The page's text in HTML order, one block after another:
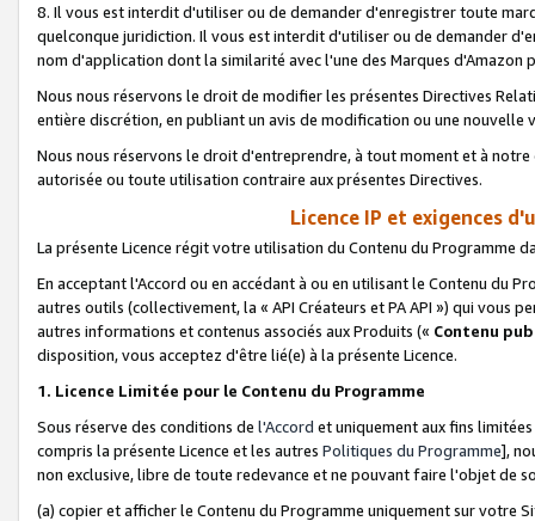
8. Il vous est interdit d'utiliser ou de demander d'enregistrer toute
quelconque juridiction. Il vous est interdit d'utiliser ou de demander
nom d'application dont la similarité avec l'une des Marques
Nous nous réservons le droit de modifier les présentes Directives
entière discrétion, en publiant un avis de modification ou une nouvelle
Nous nous réservons le droit d'entreprendre, à tout moment et à
autorisée ou toute utilisation contraire aux présentes Directives.
Licence IP et exigences
La présente Licence régit votre utilisation du Contenu du Programme
En acceptant l'Accord ou en accédant à ou en utilisant le Contenu du
autres outils (collectivement, la « API Créateurs et PA API ») qui vous
autres informations et contenus associés aux Produits (« Contenu
disposition, vous acceptez d'être lié(e) à la présente Licence.
1. Licence Limitée pour le Contenu du Programme
Sous réserve des conditions de l'Accord et uniquement aux fins
compris la présente Licence et les autres Politiques du Programme],
non exclusive, libre de toute redevance et ne pouvant faire l'objet de
(a) copier et afficher le Contenu du Programme uniquement sur votre